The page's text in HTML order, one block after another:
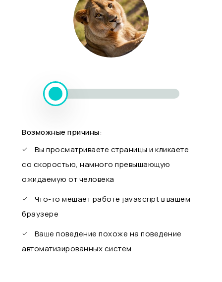
Возможные причины:
Вы просматриваете страницы и кликаете
со скоростью, намного превышающую
ожидаемую от человека
Что-то мешает работе javascript в вашем
браузере
Ваше поведение похоже на поведение
автоматизированных систем